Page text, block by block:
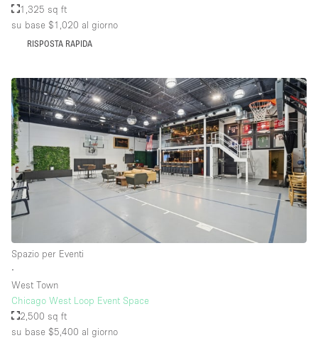
1,325 sq ft
su base $1,020 al giorno
RISPOSTA RAPIDA
Spazio per Eventi
∙
West Town
Chicago West Loop Event Space
2,500 sq ft
su base $5,400 al giorno